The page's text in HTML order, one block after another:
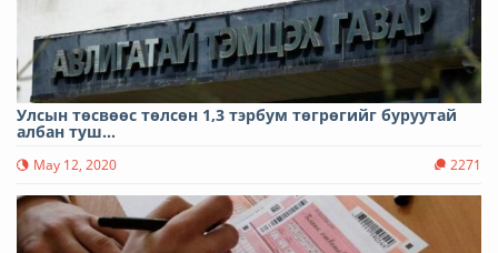
Улсын төсвөөс төлсөн 1,3 тэрбум төгрөгийг буруутай
албан туш...
May 12, 2020 2271